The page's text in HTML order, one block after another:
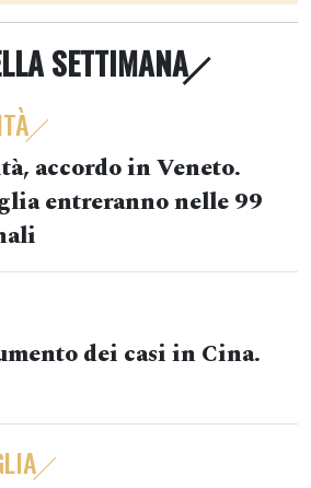
SETTIMANA
accordo in Veneto.
entreranno nelle 99
dei casi in Cina.